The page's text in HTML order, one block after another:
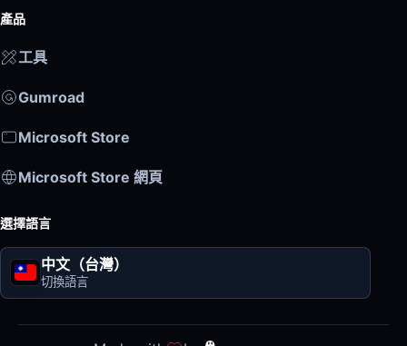
產品
工具
Gumroad
Microsoft Store
Microsoft Store 網頁
選擇語言
中文（台灣）
切換語言